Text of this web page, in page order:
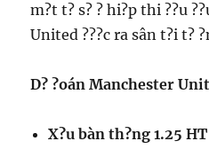
m?t t? s? ? hi?p thi ??u
United ???c ra sân t?i t?
D? ?oán Manchester
X?u bàn th?ng 1.25 HT